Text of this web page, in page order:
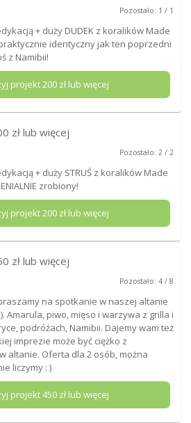
Pozostało: 1 / 1
+ duży DUDEK z koralików Made
identyczny jak ten poprzedni
z Namibii!
projekt200zł lub więcej
zł lub więcej
Pozostało: 2 / 2
+ duży STRUŚ z koralików Made
zrobiony!
projekt200zł lub więcej
zł lub więcej
Pozostało: 4 / 8
na spotkanie w naszej altanie
Amarula, piwo, mięso i warzywa z grilla i
podróżach, Namibii. Dajemy wam też
imprezie może być ciężko z
altanie. Oferta dla 2 osób, można
liczymy : )
projekt450zł lub więcej